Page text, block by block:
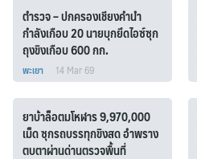
ตำรวจ – ปกครองเชียงคำนำ
กำลังเกือบ 20 นายบุกยึดไอซ์ซุก
ถุงขิงเกือบ 600 กก.
พะเยา 14 Mar 69
ยาบ้าล็อตมโหฬาร 9,970,000
เม็ด ซุกรถบรรทุกขิงสด อำพราง
ตบตาผ่านด่านตรวจพื้นที่